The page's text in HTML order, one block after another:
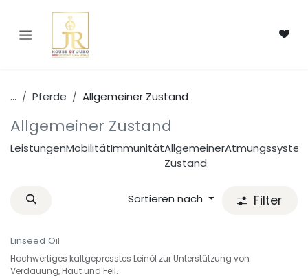
... Pferde Allgemeiner Zustand
Allgemeiner Zustand
LeistungenMobilitätImmunitätAllgemeiner
Zustand
Sortieren nach Filter
Linseed Oil
Hochwertiges kaltgepresstes Leinöl zur Unterstützung von
Verdauung, Haut und Fell.